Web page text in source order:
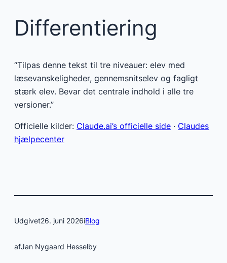
Differentiering
“Tilpas denne tekst til tre niveauer: elev med
læsevanskeligheder, gennemsnitselev og fagligt
stærk elev. Bevar det centrale indhold i alle tre
versioner.”
Officielle kilder: Claude.ai’s officielle side · Claudes
hjælpecenter
Udgivet26. juni 2026iBlog
afJan Nygaard Hesselby